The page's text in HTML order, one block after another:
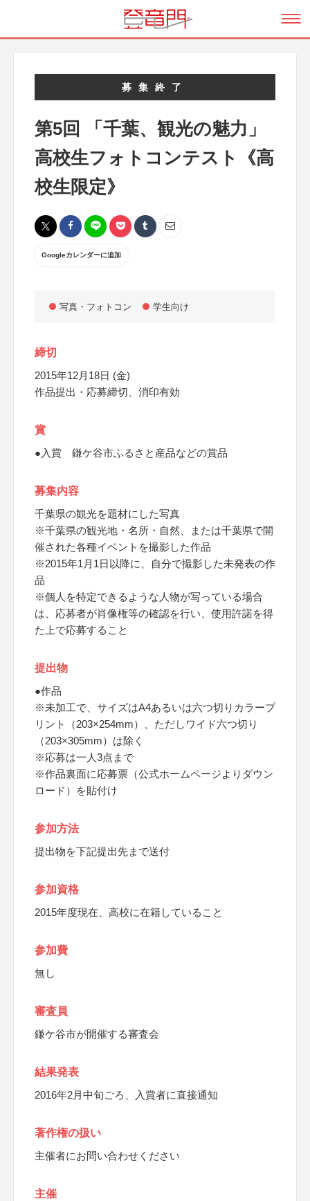
募集終了
第5回 「千葉、観光の魅力」
高校生フォトコンテスト《高
校生限定》
Googleカレンダーに追加
写真・フォトコン 学生向け
締切
2015年12月18日 (金)
作品提出・応募締切、消印有効
賞
●入賞 鎌ケ谷市ふるさと産品などの賞品
募集内容
千葉県の観光を題材にした写真
※千葉県の観光地・名所・自然、または千葉県で開
催された各種イベントを撮影した作品
※2015年1月1日以降に、自分で撮影した未発表の作
品
※個人を特定できるような人物が写っている場合
は、応募者が肖像権等の確認を行い、使用許諾を得
た上で応募すること
提出物
●作品
※未加工で、サイズはA4あるいは六つ切りカラープ
リント（203×254mm）、ただしワイド六つ切り
（203×305mm）は除く
※応募は一人3点まで
※作品裏面に応募票（公式ホームページよりダウン
ロード）を貼付け
参加方法
提出物を下記提出先まで送付
参加資格
2015年度現在、高校に在籍していること
参加費
無し
審査員
鎌ケ谷市が開催する審査会
結果発表
2016年2月中旬ごろ、入賞者に直接通知
著作権の扱い
主催者にお問い合わせください
主催